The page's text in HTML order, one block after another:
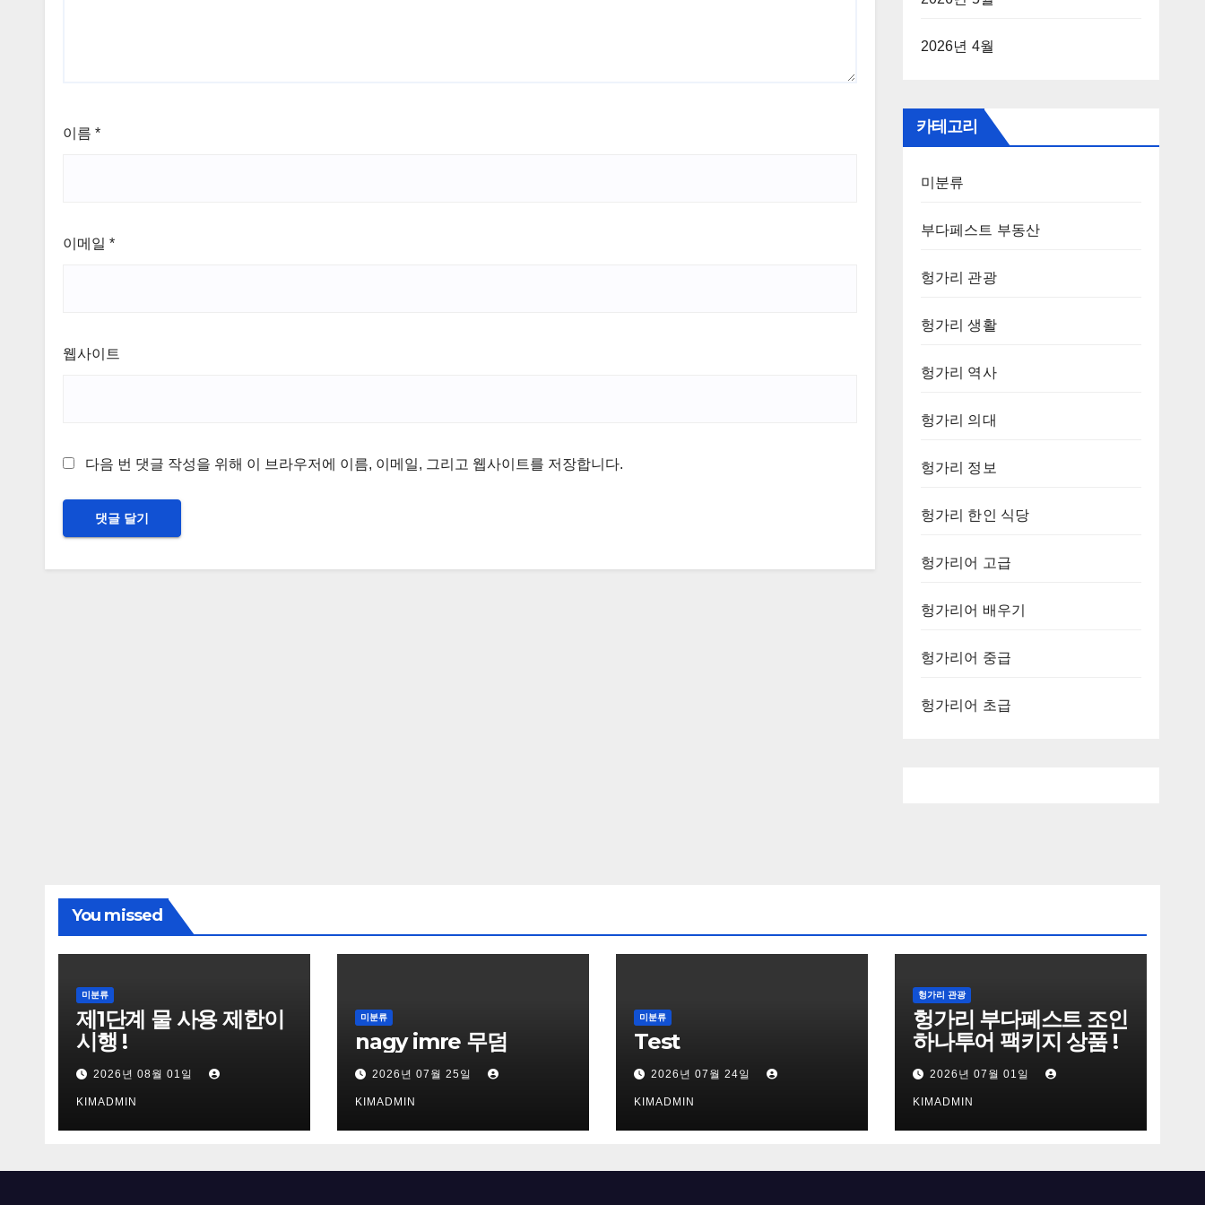
이름 *
이메일 *
웹사이트
다음 번 댓글 작성을 위해 이 브라우저에 이름, 이메일, 그리고 웹사이트를 저장합니다.
2026년 4월
카테고리
미분류
부다페스트 부동산
헝가리 관광
헝가리 생활
헝가리 역사
헝가리 의대
헝가리 정보
헝가리 한인 식당
헝가리어 고급
헝가리어 배우기
헝가리어 중급
헝가리어 초급
You missed
미분류
제1단계 물 사용 제한이
시행 !
2026년 08월 01일
KIMADMIN
미분류
nagy imre 무덤
2026년 07월 25일
KIMADMIN
미분류
Test
2026년 07월 24일
KIMADMIN
헝가리 관광
헝가리 부다페스트 조인
하나투어 팩키지 상품 !
2026년 07월 01일
KIMADMIN